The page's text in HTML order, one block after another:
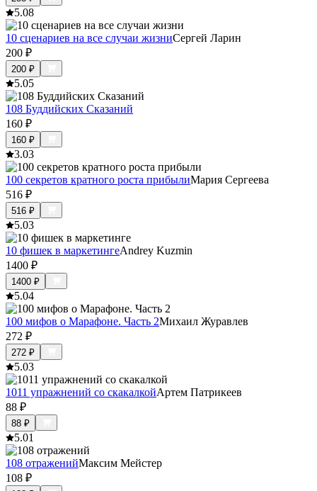
5.08
10 сценариев на все случаи жизниСергей Ларин
200 ₽
200 ₽
5.05
108 Буддийских Сказаний
160 ₽
160 ₽
3.03
100 секретов кратного роста прибылиМария Сергеева
516 ₽
516 ₽
5.03
10 фишек в маркетингеAndrey Kuzmin
1400 ₽
1400 ₽
5.04
100 мифов о Марафоне. Часть 2Михаил Журавлев
272 ₽
272 ₽
5.03
1011 упражнений со скакалкойАртем Патрикеев
88 ₽
88 ₽
5.01
108 отраженийМаксим Мейстер
108 ₽